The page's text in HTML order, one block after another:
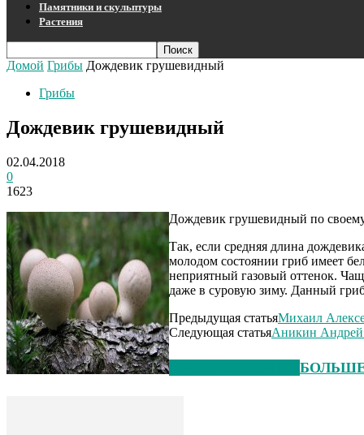
Памятники и скульптуры
Растения
Домой Грибы Дождевик грушевидный
Грибы
Дождевик грушевидный
02.04.2018
0
1623
Дождевик грушевидный по
Так, если средняя длина
молодом состоянии гриб имеет
неприятный газовый оттенок.
даже в суровую зиму. Данный
Предыдущая статьяМихаил
Следующая статьяАникин